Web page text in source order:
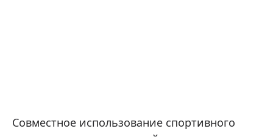
Совместное использование спортивного